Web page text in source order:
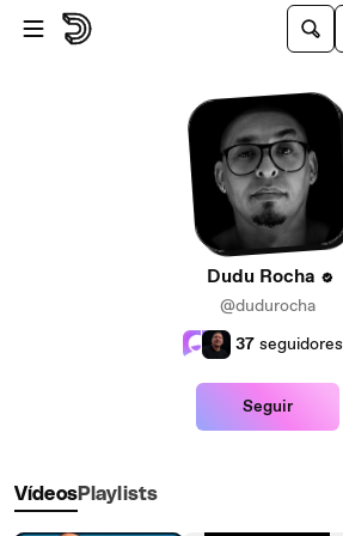
Ir para o conteúdo principal
Dudu Rocha
@dudurocha
37 seguidores
Seguir
VídeosPlaylists